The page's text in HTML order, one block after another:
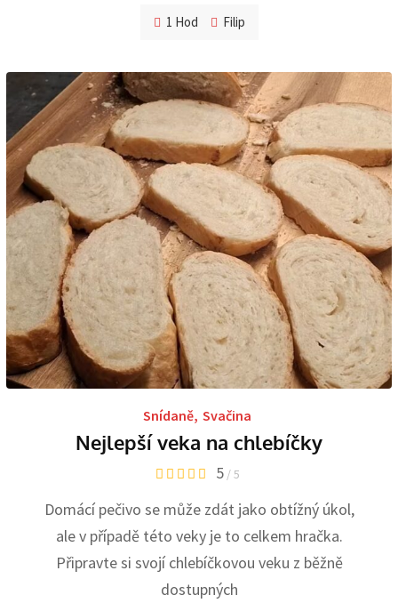
1 Hod Filip
Snídaně, Svačina
Nejlepší veka na chlebíčky
5 / 5
Domácí pečivo se může zdát jako obtížný úkol,
ale v případě této veky je to celkem hračka.
Připravte si svojí chlebíčkovou veku z běžně
dostupných